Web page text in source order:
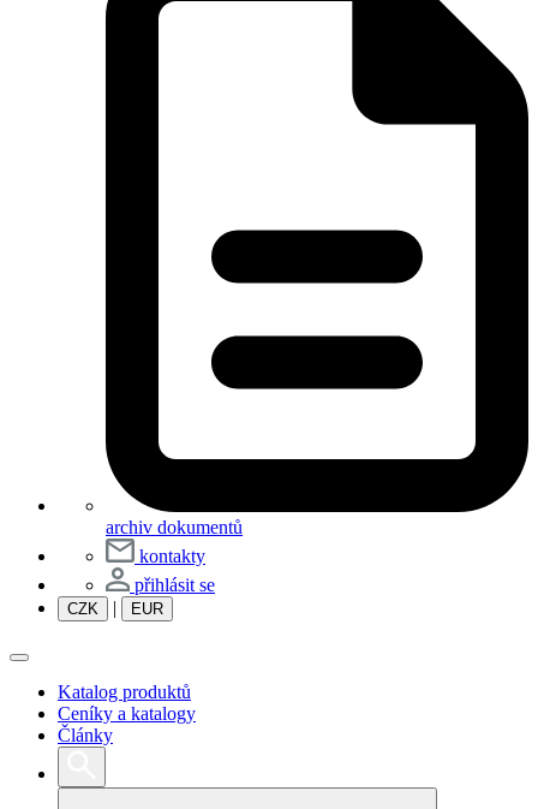
archiv dokumentů
kontakty
přihlásit se
CZK | EUR
Katalog produktů
Ceníky a katalogy
Články
Search